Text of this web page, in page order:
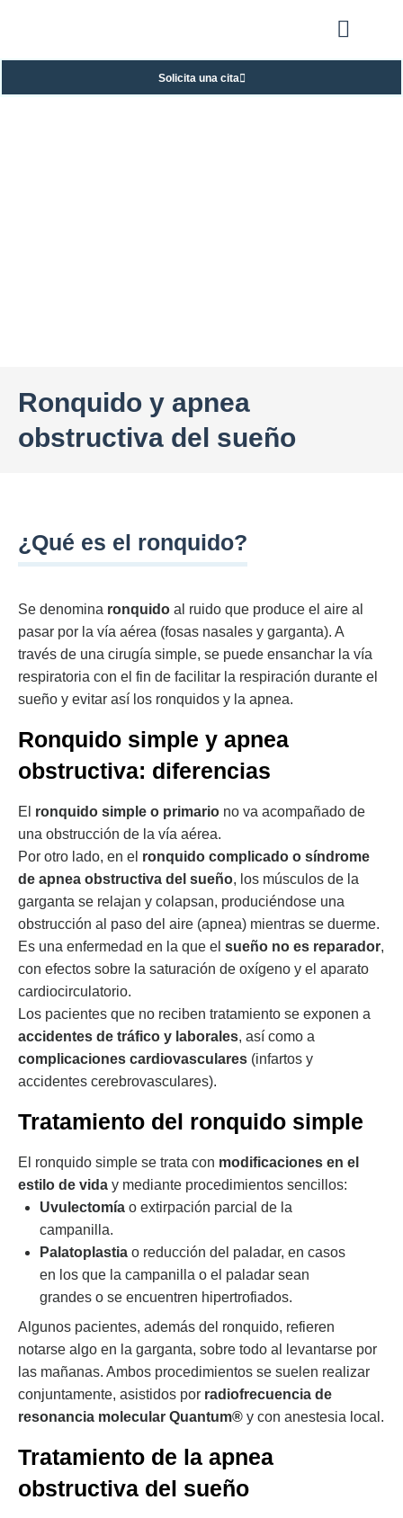
Solicita una cita
Ronquido y apnea
obstructiva del sueño
¿Qué es el ronquido?
Se denomina ronquido al ruido que produce el aire al
pasar por la vía aérea (fosas nasales y garganta). A
través de una cirugía simple, se puede ensanchar la vía
respiratoria con el fin de facilitar la respiración durante el
sueño y evitar así los ronquidos y la apnea.
Ronquido simple y apnea
obstructiva: diferencias
El ronquido simple o primario no va acompañado de
una obstrucción de la vía aérea.
Por otro lado, en el ronquido complicado o síndrome
de apnea obstructiva del sueño, los músculos de la
garganta se relajan y colapsan, produciéndose una
obstrucción al paso del aire (apnea) mientras se duerme.
Es una enfermedad en la que el sueño no es reparador,
con efectos sobre la saturación de oxígeno y el aparato
cardiocirculatorio.
Los pacientes que no reciben tratamiento se exponen a
accidentes de tráfico y laborales, así como a
complicaciones cardiovasculares (infartos y
accidentes cerebrovasculares).
Tratamiento del ronquido simple
El ronquido simple se trata con modificaciones en el
estilo de vida y mediante procedimientos sencillos:
Uvulectomía o extirpación parcial de la
campanilla.
Palatoplastia o reducción del paladar, en casos
en los que la campanilla o el paladar sean
grandes o se encuentren hipertrofiados.
Algunos pacientes, además del ronquido, refieren
notarse algo en la garganta, sobre todo al levantarse por
las mañanas. Ambos procedimientos se suelen realizar
conjuntamente, asistidos por radiofrecuencia de
resonancia molecular Quantum® y con anestesia local.
Tratamiento de la apnea
obstructiva del sueño